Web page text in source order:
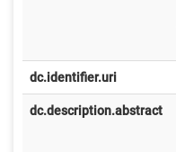
dc.identifier.uri
dc.description.abstract